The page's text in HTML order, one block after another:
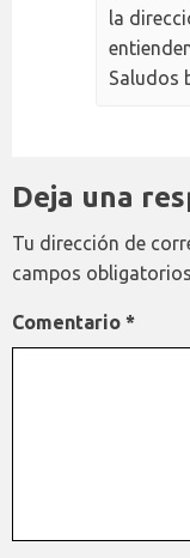
la
Saludos
Deja una
Tu dirección de
campos
Comentario *